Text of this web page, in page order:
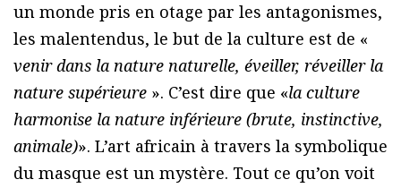
un monde pris en otage par les antagonismes,
les malentendus, le but de la culture est de «
venir dans la nature naturelle, éveiller, réveiller la
nature supérieure ». C’est dire que «la culture
harmonise la nature inférieure (brute, instinctive,
animale)». L’art africain à travers la symbolique
du masque est un mystère. Tout ce qu’on voit